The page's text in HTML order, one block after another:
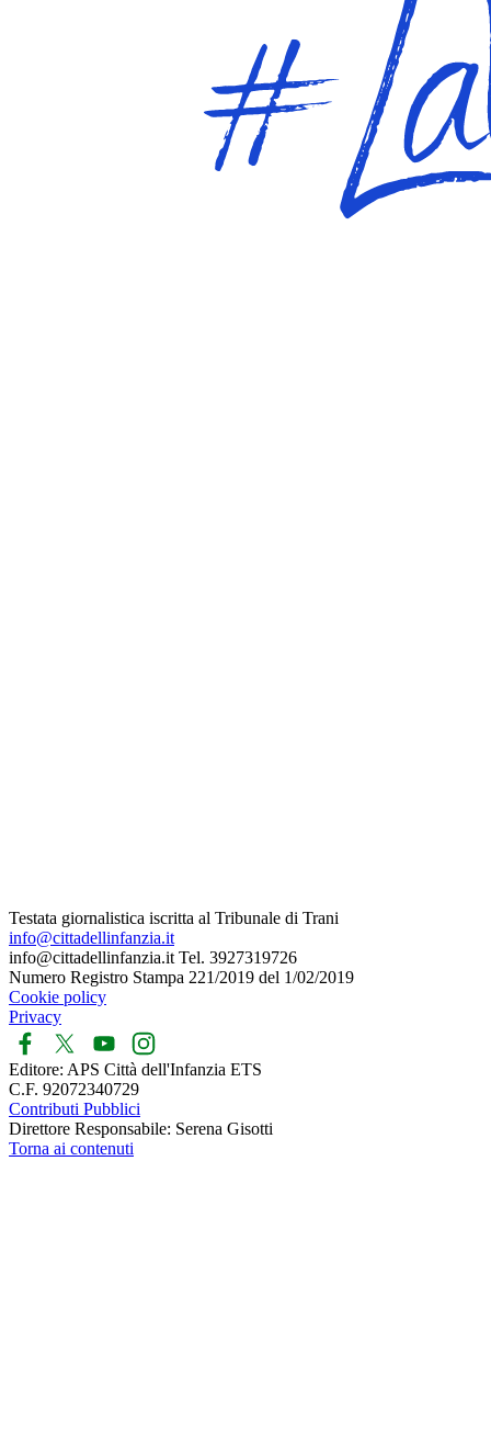
Testata giornalistica iscritta al Tribunale di Trani
info@cittadellinfanzia.it
info@cittadellinfanzia.it Tel. 3927319726
Numero Registro Stampa 221/2019 del 1/02/2019
Cookie policy
Privacy
Editore: APS Città dell'Infanzia ETS
C.F. 92072340729
Contributi Pubblici
Direttore Responsabile: Serena Gisotti
Torna ai contenuti